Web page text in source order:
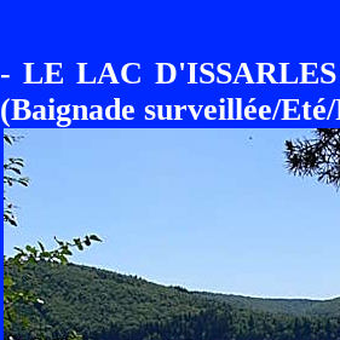
- LE LAC
(Baignade surveillée/